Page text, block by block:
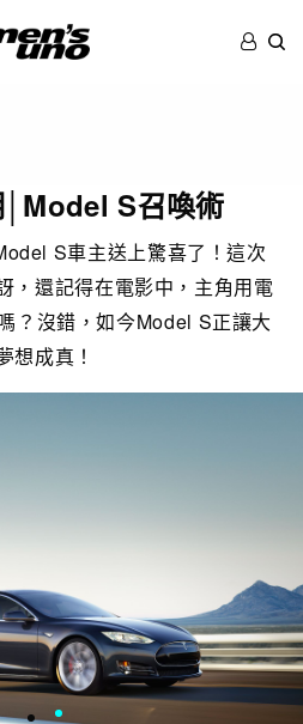
S召喚術
S車主送上驚喜了！這次
，還記得在電影中，主角用電
？沒錯，如今Model S正讓大
想成真！